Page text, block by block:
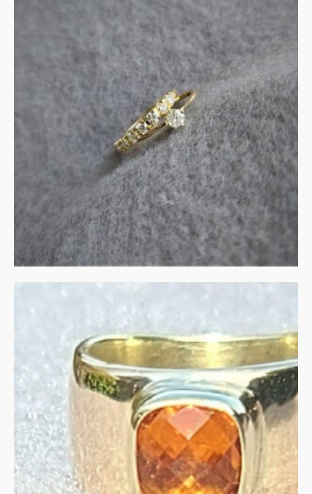
Gerestaureerde sieraden
met diamant
MEER INFORMATIE
Gouden ring met
vuurcitrien
€ 2,420.00
IN WINKELMAND